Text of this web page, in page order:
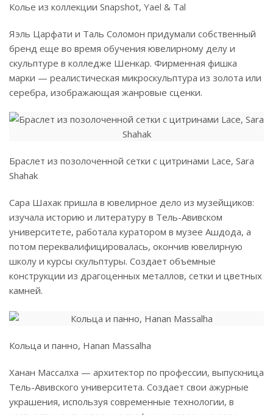
Колье из коллекции Snapshot, Yael & Tal
Яэль Царфати и Таль Соломон придумали собственный
бренд еще во время обучения ювелирному делу и
скульптуре в колледже Шенкар. Фирменная фишка
марки — реалистическая микроскульптура из золота или
серебра, изображающая жанровые сценки.
Браслет из позолоченной сетки с цитринами Lace, Sara
Shahak
Сара Шахак пришла в ювелирное дело из музейщиков:
изучала историю и литературу в Тель-Авивском
университете, работала куратором в музее Ашдода, а
потом переквалифицировалась, окончив ювелирную
школу и курсы скульптуры. Создает объемные
конструкции из драгоценных металлов, сетки и цветных
камней.
Кольца и панно, Hanan Massalha
Ханан Массалха — архитектор по профессии, выпускница
Тель-Авивского университета. Создает свои ажурные
украшения, используя современные технологии, в